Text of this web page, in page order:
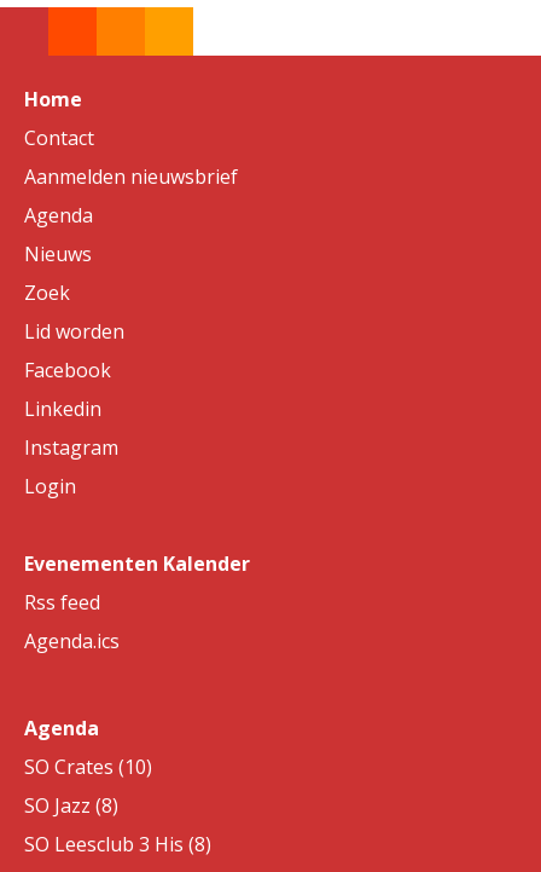
Home
Contact
Aanmelden nieuwsbrief
Agenda
Nieuws
Zoek
Lid worden
Facebook
Linkedin
Instagram
Login
Evenementen Kalender
Rss feed
Agenda.ics
Agenda
SO Crates (10)
SO Jazz (8)
SO Leesclub 3 His (8)